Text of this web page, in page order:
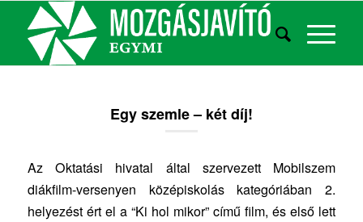
Egy szemle – két díj!
Az Oktatási hivatal által szervezett Mobilszem
diákfilm-versenyen középiskolás kategóriában 2.
helyezést ért el a “Ki hol mikor” című film, és első lett